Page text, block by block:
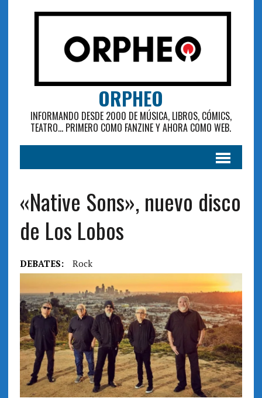
ORPHEO
INFORMANDO DESDE 2000 DE MÚSICA, LIBROS, CÓMICS,
TEATRO... PRIMERO COMO FANZINE Y AHORA COMO WEB.
«Native Sons», nuevo disco
de Los Lobos
DEBATES: Rock